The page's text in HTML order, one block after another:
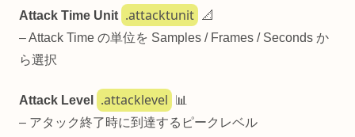
Attack Time Unit .attacktunit
📐
– Attack Time の単位を Samples / Frames / Seconds か
ら選択
Attack Level .attacklevel
📊
– アタック終了時に到達するピークレベル